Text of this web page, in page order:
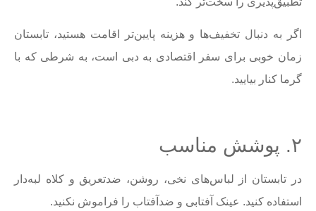
اگر به دنبال تخفیف‌ها و هزینه پایین‌تر اقامت هستید، تابستان
زمان خوبی برای سفر اقتصادی به دبی است، به شرطی که با
گرما کنار بیایید.
۲. پوشش مناسب
در تابستان از لباس‌های نخی، روشن، ضدتعریق و کلاه لبه‌دار
استفاده کنید. عینک آفتابی و ضدآفتاب را فراموش نکنید.